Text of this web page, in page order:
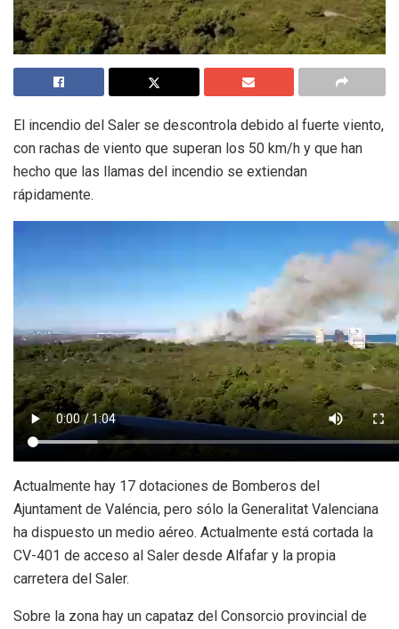
El incendio del Saler se descontrola debido al fuerte viento,
con rachas de viento que superan los 50 km/h y que han
hecho que las llamas del incendio se extiendan
rápidamente.
Actualmente hay 17 dotaciones de Bomberos del
Ajuntament de Valéncia, pero sólo la Generalitat Valenciana
ha dispuesto un medio aéreo. Actualmente está cortada la
CV-401 de acceso al Saler desde Alfafar y la propia
carretera del Saler.
Sobre la zona hay un capataz del Consorcio provincial de